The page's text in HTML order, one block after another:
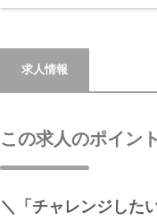
求人情報
この求人のポイント
＼「チャレンジした